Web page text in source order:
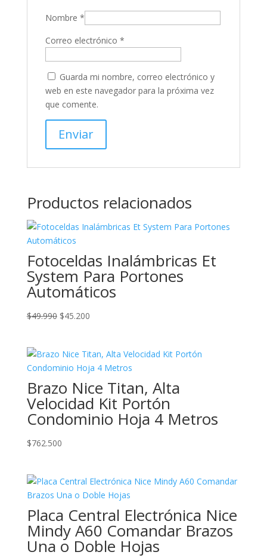
Nombre *
Correo electrónico *
Guarda mi nombre, correo electrónico y
web en este navegador para la próxima vez
que comente.
Productos relacionados
Fotoceldas Inalámbricas Et
System Para Portones
Automáticos
$49.990 El
era:
$49.990.
$45.200El
es:
$45.200.
Brazo Nice Titan, Alta
Velocidad Kit Portón
Condominio Hoja 4 Metros
$762.500
Placa Central Electrónica Nice
Mindy A60 Comandar Brazos
Una o Doble Hojas